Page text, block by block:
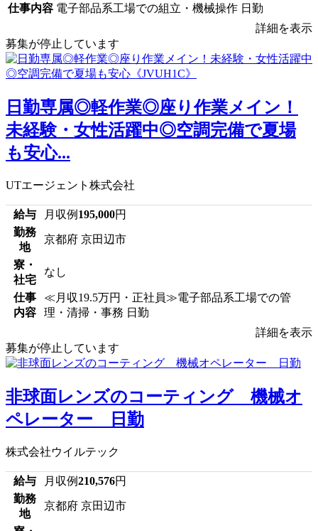
仕事内容 電子部品系工場での組立・機械操作 日勤
詳細を表示
募集が停止しています
日勤専属◎軽作業◎座り作業メイン！
未経験・女性活躍中◎空調完備で夏場
も安心...
UTエージェント株式会社
給与 月収例 195,000円
勤務
地
京都府 京田辺市
寮・
社宅
なし
仕事
内容
≪月収19.5万円・正社員≫電子部品系工場での管
理・清掃・事務 日勤
詳細を表示
募集が停止しています
非球面レンズのコーティング 機械オ
ペレーター 日勤
株式会社ウイルテック
給与 月収例210,576円
勤務
地
京都府 京田辺市